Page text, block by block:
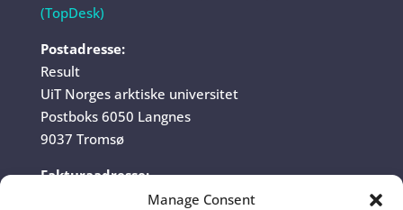
Manage Consent
(TopDesk)
Postadresse:
Result
UiT Norges arktiske universitet
Postboks 6050 Langnes
9037 Tromsø
Fakturaadresse:
UiT Norges arktiske universitet